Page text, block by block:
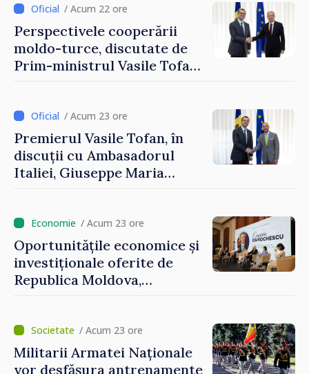
Reuniune la Moghiliov-
Podolsk
/ Acum 22 ore
Perspectivele cooperării
moldo-turce, discutate de
Prim-ministrul Vasile Tofan
/ Acum 23 ore
Premierul Vasile Tofan, în
discuții cu Ambasadorul
Italiei, Giuseppe Maria
/ Acum 23 ore
Oportunitățile economice și
investiționale oferite de
Republica Moldova,
Forumul Diasporei
/ Acum 23 ore
Militarii Armatei Naționale
vor desfășura antrenamente